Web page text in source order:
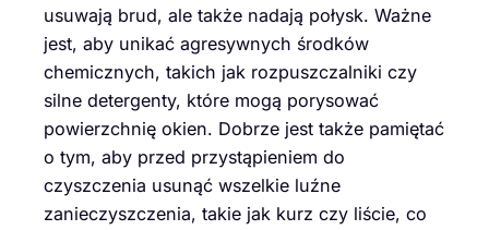
usuwają brud, ale także nadają połysk. Ważne
jest, aby unikać agresywnych środków
chemicznych, takich jak rozpuszczalniki czy
silne detergenty, które mogą porysować
powierzchnię okien. Dobrze jest także pamiętać
o tym, aby przed przystąpieniem do
czyszczenia usunąć wszelkie luźne
zanieczyszczenia, takie jak kurz czy liście, co